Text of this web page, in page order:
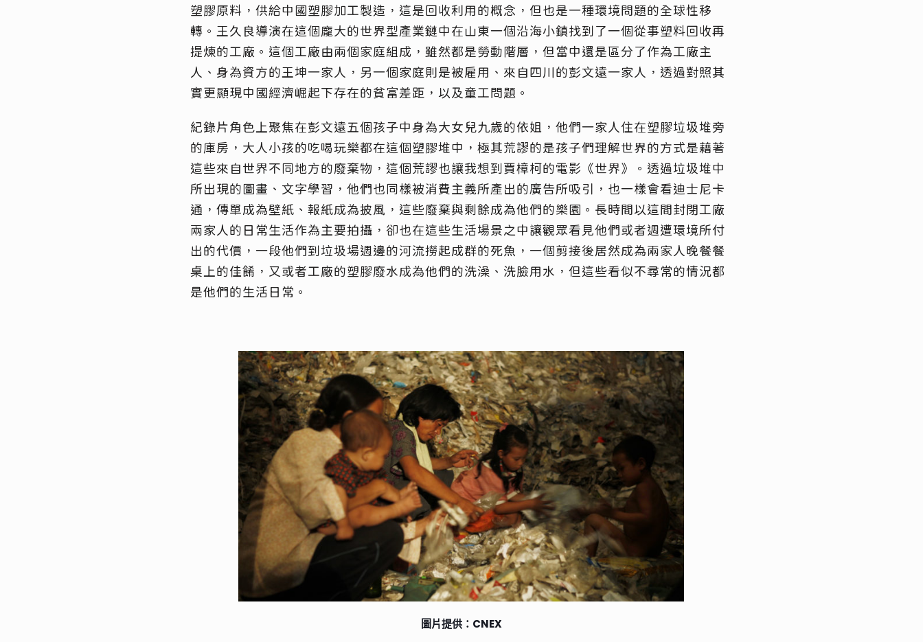
塑膠原料，供給中國塑膠加工製造，這是回收利用的概念，但也是一種環境問題的全球性移
轉。王久良導演在這個龐大的世界型產業鏈中在山東一個沿海小鎮找到了一個從事塑料回收再
提煉的工廠。這個工廠由兩個家庭組成，雖然都是勞動階層，但當中還是區分了作為工廠主
人、身為資方的王坤一家人，另一個家庭則是被雇用、來自四川的彭文遠一家人，透過對照其
實更顯現中國經濟崛起下存在的貧富差距，以及童工問題。
紀錄片角色上聚焦在彭文遠五個孩子中身為大女兒九歲的依姐，他們一家人住在塑膠垃圾堆旁
的庫房，大人小孩的吃喝玩樂都在這個塑膠堆中，極其荒謬的是孩子們理解世界的方式是藉著
這些來自世界不同地方的廢棄物，這個荒謬也讓我想到賈樟柯的電影《世界》。透過垃圾堆中
所出現的圖畫、文字學習，他們也同樣被消費主義所產出的廣告所吸引，也一樣會看迪士尼卡
通，傳單成為壁紙、報紙成為披風，這些廢棄與剩餘成為他們的樂園。長時間以這間封閉工廠
兩家人的日常生活作為主要拍攝，卻也在這些生活場景之中讓觀眾看見他們或者週遭環境所付
出的代價，一段他們到垃圾場週邊的河流撈起成群的死魚，一個剪接後居然成為兩家人晚餐餐
桌上的佳餚，又或者工廠的塑膠廢水成為他們的洗澡、洗臉用水，但這些看似不尋常的情況都
是他們的生活日常。
圖片提供：CNEX